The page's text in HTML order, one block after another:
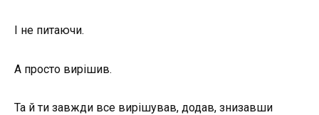
І не питаючи.
А просто вирішив.
Та й ти завжди все вирішував, додав, знизавши